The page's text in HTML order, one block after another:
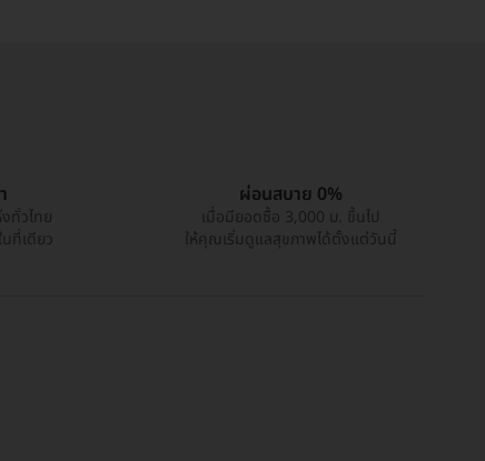
ทั่วไทย
ที่เดียว
ผ่อนสบาย 0%
เมื่อมียอดซื้อ 3,000 บ. ขึ้นไป
ให้คุณเริ่มดูแลสุขภาพได้ตั้งแต่วันนี้